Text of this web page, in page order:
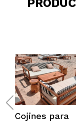
Cojines para